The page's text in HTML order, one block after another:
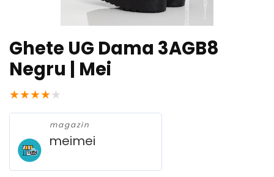
Ghete UG Dama 3AGB8
Negru | Mei
★★★★★
magazin
meimei